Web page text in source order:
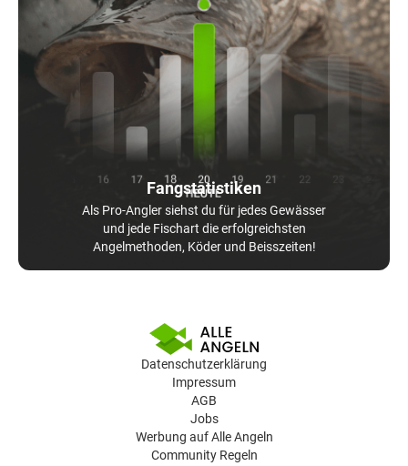
Fangstatistiken
Als Pro-Angler siehst du für jedes Gewässer
und jede Fischart die erfolgreichsten
Angelmethoden, Köder und Beisszeiten!
Datenschutzerklärung
Impressum
AGB
Jobs
Werbung auf Alle Angeln
Community Regeln